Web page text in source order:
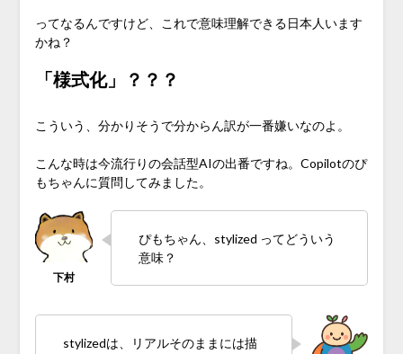
ってなるんですけど、これで意味理解できる日本人います
かね？
「様式化」？？？
こういう、分かりそうで分からん訳が一番嫌いなのよ。
こんな時は今流行りの会話型AIの出番ですね。Copilotのぴ
もちゃんに質問してみました。
ぴもちゃん、stylized ってどういう
意味？
stylizedは、リアルそのままには描